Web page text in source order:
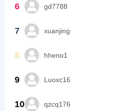
6 gd7788
7 xuanjing
8 hheno1
9 Luoxc16
10 qzcq176